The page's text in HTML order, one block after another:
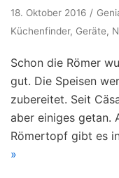
18. Oktober 2016
Küchenfinder, Geräte,
Schon die Römer
gut. Die Speisen
zubereitet. Seit
aber einiges getan.
Römertopf gibt es
»